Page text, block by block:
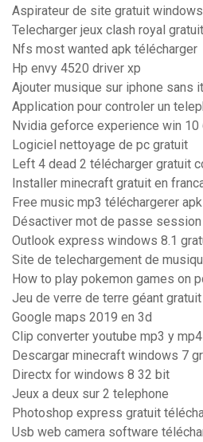
Aspirateur de site gratuit
Telecharger jeux clash royal gratuit
Nfs most wanted apk télécharger
Hp envy 4520 driver xp
Ajouter musique sur iphone sans
Application pour controler un
Nvidia geforce experience win
Logiciel nettoyage de pc gratuit
Left 4 dead 2 télécharger gratuit
Installer minecraft gratuit en
Free music mp3 téléchargerer apk
Désactiver mot de passe
Outlook express windows 8.1
Site de telechargement de
How to play pokemon games on
Jeu de verre de terre géant gratuit
Google maps 2019 en 3d
Clip converter youtube mp3 y mp4
Descargar minecraft windows 7
Directx for windows 8 32 bit
Jeux a deux sur 2 telephone
Photoshop express gratuit
Usb web camera software